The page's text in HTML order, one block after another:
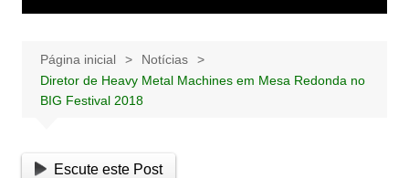
Página inicial
Notícias
Diretor de Heavy Metal Machines em Mesa Redonda no
BIG Festival 2018
Escute este Post